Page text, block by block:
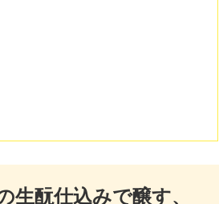
生酛仕込みで醸す、